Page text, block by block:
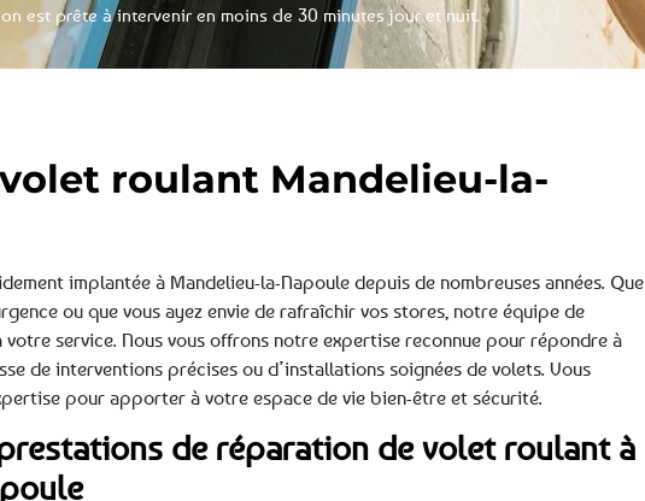
est prête à intervenir en moins de 30 minutes jour et nuit.
roulant Mandelieu-la-
implantée à Mandelieu-la-Napoule depuis de nombreuses années. Que
ou que vous ayez envie de rafraîchir vos stores, notre équipe de
service. Nous vous offrons notre expertise reconnue pour répondre à
de interventions précises ou d’installations soignées de volets. Vous
pour apporter à votre espace de vie bien-être et sécurité.
de réparation de volet roulant à